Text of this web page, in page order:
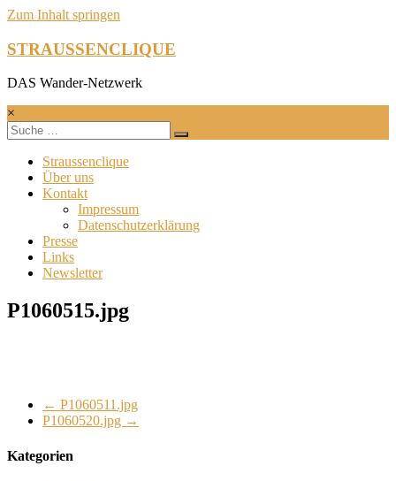
Zum Inhalt springen
STRAUSSENCLIQUE
DAS Wander-Netzwerk
×
Straussenclique
Über uns
Kontakt
Impressum
Datenschutzerklärung
Presse
Links
Newsletter
P1060515.jpg
← P1060511.jpg
P1060520.jpg →
Kategorien